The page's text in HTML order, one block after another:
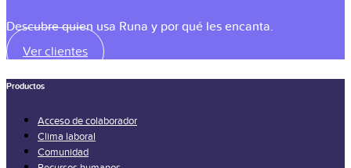
Descubre quien usa Runa y por qué les encanta.
Ver clientes
Productos
Acceso de colaborador
Clima laboral
Comunidad